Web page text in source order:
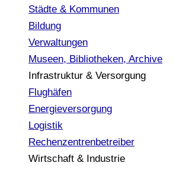
Städte & Kommunen
Bildung
Verwaltungen
Museen, Bibliotheken, Archive
Infrastruktur & Versorgung
Flughäfen
Energieversorgung
Logistik
Rechenzentrenbetreiber
Wirtschaft & Industrie